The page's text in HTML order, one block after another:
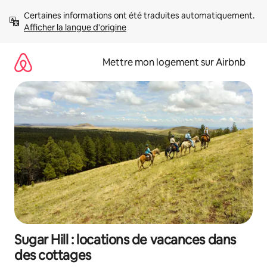
directement
Afficher la langue d'origine
Mettre mon logement sur Airbnb
Sugar Hill : locations de vacances dans
des cottages